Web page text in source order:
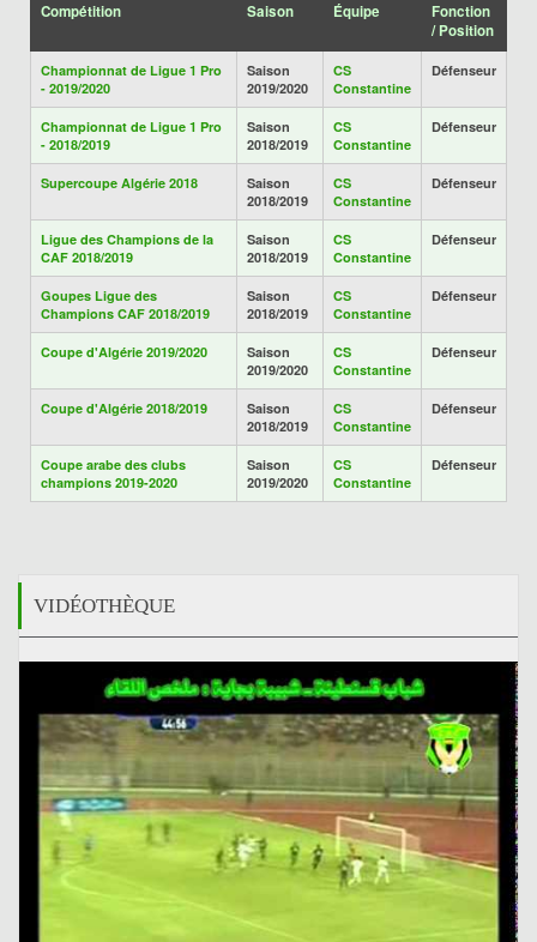
Compétition Saison Équipe
Fonction
/ Position
Championnat de Ligue 1 Pro
- 2019/2020
Saison
2019/2020
CS
Constantine
Défenseur
Championnat de Ligue 1 Pro
- 2018/2019
Saison
2018/2019
CS
Constantine
Défenseur
Supercoupe Algérie 2018
Saison
2018/2019
CS
Constantine
Défenseur
Ligue des Champions de la
CAF 2018/2019
Saison
2018/2019
CS
Constantine
Défenseur
Goupes Ligue des
Champions CAF 2018/2019
Saison
2018/2019
CS
Constantine
Défenseur
Coupe d'Algérie 2019/2020
Saison
2019/2020
CS
Constantine
Défenseur
Coupe d'Algérie 2018/2019
Saison
2018/2019
CS
Constantine
Défenseur
Coupe arabe des clubs
champions 2019-2020
Saison
2019/2020
CS
Constantine
Défenseur
VIDÉOTHÈQUE